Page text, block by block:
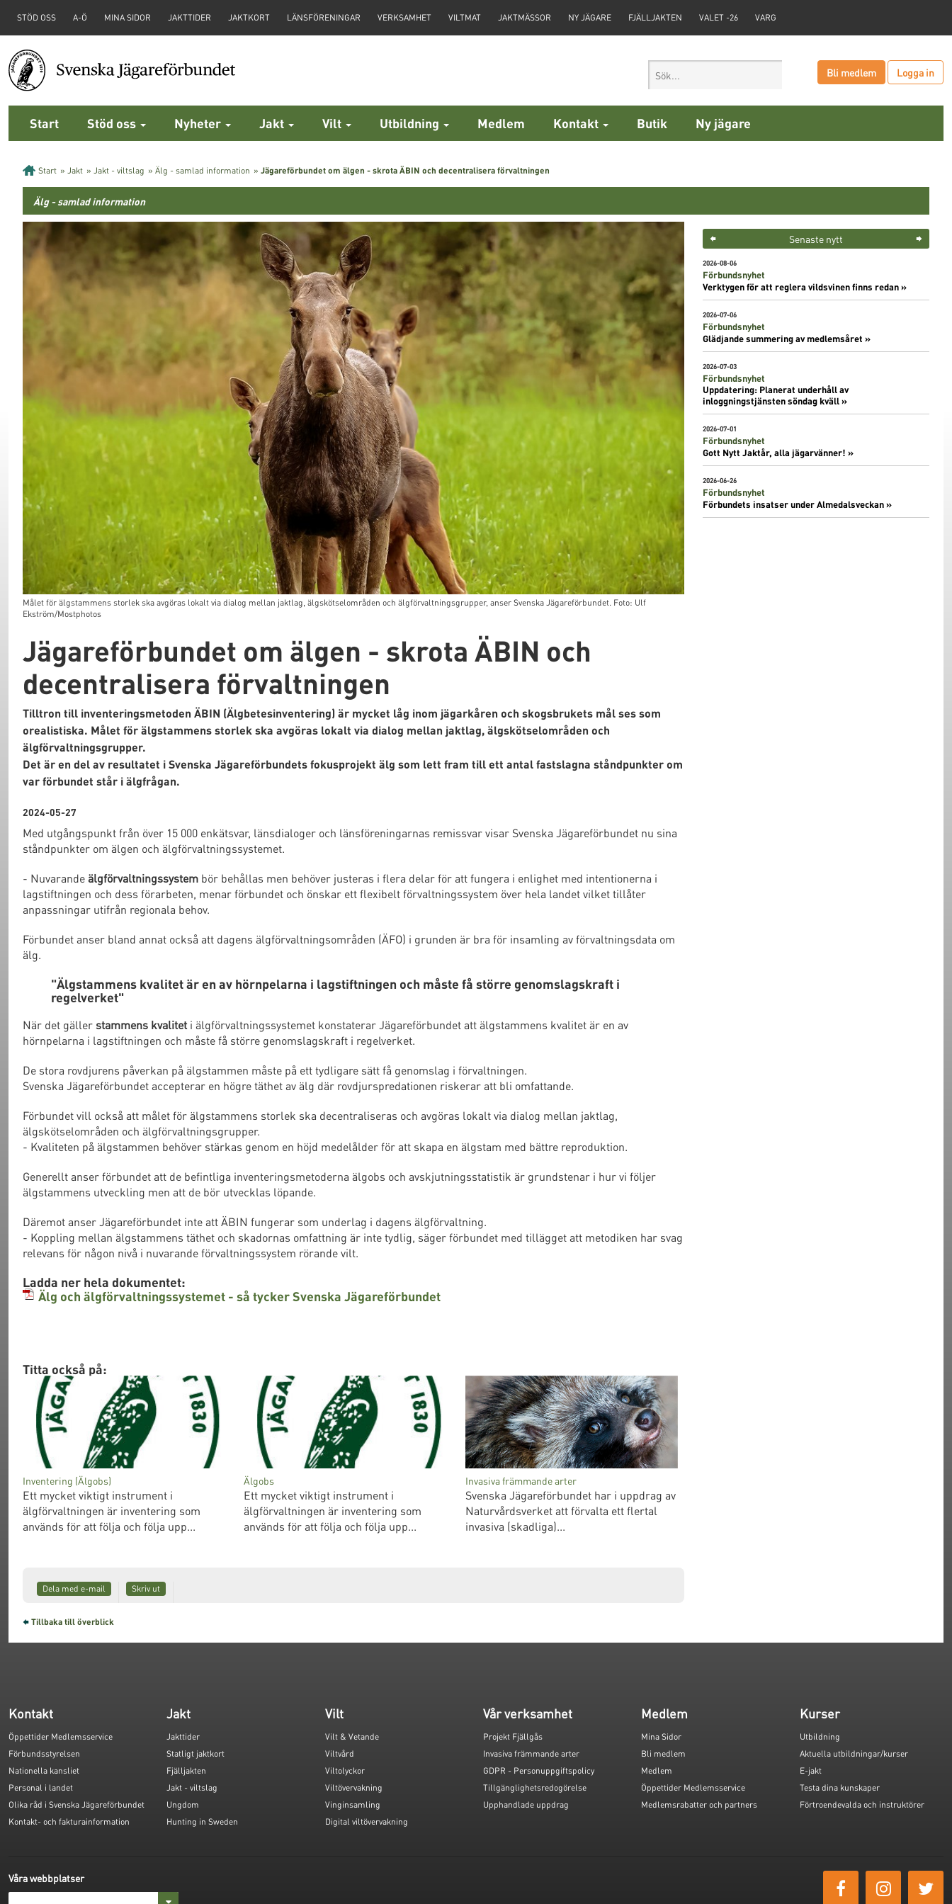
STÖD OSS A-Ö MINA SIDOR JAKTTIDER JAKTKORT LÄNSFÖRENINGAR VERKSAMHET VILTMAT JAKTMÄSSOR NY JÄGARE FJÄLLJAKTEN VALET -26 VARG
Bli medlem Logga in
Start Stöd oss Nyheter Jakt Vilt Utbildning Medlem Kontakt Butik Ny jägare
Start » Jakt » Jakt - viltslag » Älg - samlad information » Jägareförbundet om älgen - skrota ÄBIN och decentralisera förvaltningen
Älg - samlad information
Målet för älgstammens storlek ska avgöras lokalt via dialog mellan jaktlag, älgskötselområden och älgförvaltningsgrupper, anser Svenska Jägareförbundet. Foto: Ulf
Ekström/Mostphotos
Jägareförbundet om älgen - skrota ÄBIN och
decentralisera förvaltningen
Tilltron till inventeringsmetoden ÄBIN (Älgbetesinventering) är mycket låg inom jägarkåren och skogsbrukets mål ses som
orealistiska. Målet för älgstammens storlek ska avgöras lokalt via dialog mellan jaktlag, älgskötselområden och
älgförvaltningsgrupper.
Det är en del av resultatet i Svenska Jägareförbundets fokusprojekt älg som lett fram till ett antal fastslagna ståndpunkter om
var förbundet står i älgfrågan.
2024-05-27
Med utgångspunkt från över 15 000 enkätsvar, länsdialoger och länsföreningarnas remissvar visar Svenska Jägareförbundet nu sina
ståndpunkter om älgen och älgförvaltningssystemet.
- Nuvarandeälgförvaltningssystem bör behållas men behöver justeras i flera delar för att fungera i enlighet med intentionerna i
lagstiftningen och dess förarbeten, menar förbundet och önskar ett flexibelt förvaltningssystem över hela landet vilket tillåter
anpassningar utifrån regionala behov.
Förbundet anser bland annat också att dagens älgförvaltningsområden (ÄFO) i grunden är bra för insamling av förvaltningsdata om
älg.
"Älgstammens kvalitet är en av hörnpelarna i lagstiftningen och måste få större genomslagskraft i
regelverket"
När det gällerstammens kvaliteti älgförvaltningssystemet konstaterar Jägareförbundet att älgstammens kvalitet är en av
hörnpelarna i lagstiftningen och måste få större genomslagskraft i regelverket.
De stora rovdjurens påverkan på älgstammen måste på ett tydligare sätt få genomslag i förvaltningen.
Svenska Jägareförbundet accepterar en högre täthet av älg där rovdjurspredationen riskerar att bli omfattande.
Förbundet vill också att målet för älgstammens storlek ska decentraliseras och avgöras lokalt via dialog mellan jaktlag,
älgskötselområden och älgförvaltningsgrupper.
- Kvaliteten på älgstammen behöver stärkas genom en höjd medelålder för att skapa en älgstam med bättre reproduktion.
Generellt anser förbundet att de befintliga inventeringsmetoderna älgobs och avskjutningsstatistik är grundstenar i hur vi följer
älgstammens utveckling men att de bör utvecklas löpande.
Däremot anser Jägareförbundet inte att ÄBIN fungerar som underlag i dagens älgförvaltning.
- Koppling mellan älgstammens täthet och skadornas omfattning är inte tydlig, säger förbundet med tillägget att metodiken har svag
relevans för någon nivå i nuvarande förvaltningssystem rörande vilt.
Ladda ner hela dokumentet:
Älg och älgförvaltningssystemet - så tycker Svenska Jägareförbundet
Titta också på:
Inventering (Älgobs)
Ett mycket viktigt instrument i
älgförvaltningen är inventering som
används för att följa och följa upp...
Älgobs
Ett mycket viktigt instrument i
älgförvaltningen är inventering som
används för att följa och följa upp...
Invasiva främmande arter
Svenska Jägareförbundet har i uppdrag av
Naturvårdsverket att förvalta ett flertal
invasiva (skadliga)...
Dela med e-mail Skriv ut
Senaste nytt
2026-08-06
Förbundsnyhet
Verktygen för att reglera vildsvinen finns redan »
2026-07-06
Förbundsnyhet
Glädjande summering av medlemsåret »
2026-07-03
Förbundsnyhet
Uppdatering: Planerat underhåll av
inloggningstjänsten söndag kväll »
2026-07-01
Förbundsnyhet
Gott Nytt Jaktår, alla jägarvänner! »
2026-06-26
Förbundsnyhet
Förbundets insatser under Almedalsveckan »
Tillbaka till överblick
Kontakt
Öppettider Medlemsservice
Förbundsstyrelsen
Nationella kansliet
Personal i landet
Olika råd i Svenska Jägareförbundet
Kontakt- och fakturainformation
Jakt
Jakttider
Statligt jaktkort
Fjälljakten
Jakt - viltslag
Ungdom
Hunting in Sweden
Vilt
Vilt & Vetande
Viltvård
Viltolyckor
Viltövervakning
Vinginsamling
Digital viltövervakning
Vår verksamhet
Projekt Fjällgås
Invasiva främmande arter
GDPR - Personuppgiftspolicy
Tillgänglighetsredogörelse
Upphandlade uppdrag
Medlem
Mina Sidor
Bli medlem
Medlem
Öppettider Medlemsservice
Medlemsrabatter och partners
Kurser
Utbildning
Aktuella utbildningar/kurser
E-jakt
Testa dina kunskaper
Förtroendevalda och instruktörer
Våra webbplatser